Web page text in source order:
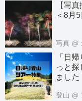
【写
＜8月
写真 @
「日
っと探
ました
登山 @